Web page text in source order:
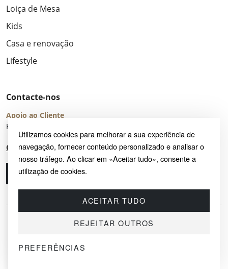
Utilizamos cookies para melhorar a sua experiência de
navegação, fornecer conteúdo personalizado e analisar o
nosso tráfego. Ao clicar em «Aceitar tudo», consente a
utilização de cookies.
ACEITAR TUDO
REJEITAR OUTROS
PREFERÊNCIAS
Loiça de Mesa
Kids
Casa e renovação
Lifestyle
Contacte-nos
Apoio ao Cliente
Horário de Atendimento: seg – sex 8:00 – 16:00 (UTC+2)
Centro de Ajuda
Ligue-nos
© 2026 SAYRUG OÜ · KESKLINNA LINNAOSA, AHTRI TN 12, 10151, TALLINN,